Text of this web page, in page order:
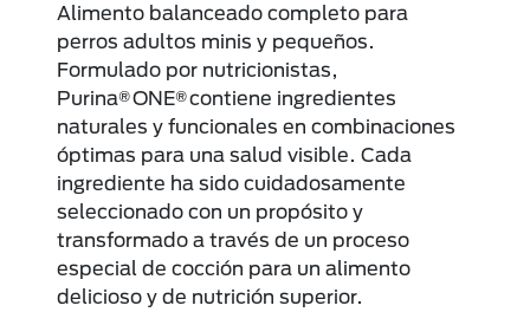
Alimento balanceado completo para
perros adultos minis y pequeños.
Formulado por nutricionistas,
Purina® ONE® contiene ingredientes
naturales y funcionales en combinaciones
óptimas para una salud visible. Cada
ingrediente ha sido cuidadosamente
seleccionado con un propósito y
transformado a través de un proceso
especial de cocción para un alimento
delicioso y de nutrición superior.